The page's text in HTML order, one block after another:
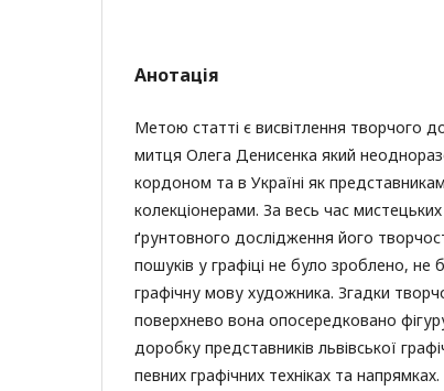
Анотація
Метою статті є висвітлення творчого
митця Олега Денисенка який
кордоном та в Україні як
колекціонерами. За весь час
ґрунтовного дослідження його
пошуків у графіці не було зроблено,
графічну мову художника. Згадки
поверхнево вона опосередковано
доробку представників львівської
певних графічних техніках та